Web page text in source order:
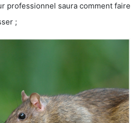
professionnel saura comment faire
;